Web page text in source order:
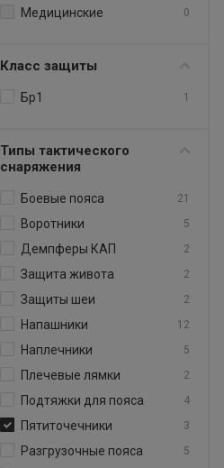
Медицинские 0
Класс защиты
Бр1 1
Типы тактического
снаряжения
Боевые пояса 21
Воротники 5
Демпферы КАП 2
Защита живота 2
Защиты шеи 2
Напашники 12
Наплечники 5
Плечевые лямки 2
Подтяжки для пояса 4
Пятиточечники 3
Разгрузочные пояса 5